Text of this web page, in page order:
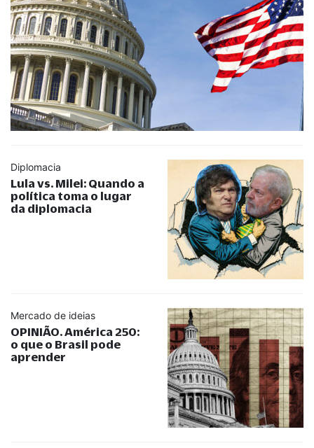
Diplomacia
Lula vs. Milei: Quando a
política toma o lugar
da diplomacia
Mercado de ideias
OPINIÃO. América 250:
o que o Brasil pode
aprender